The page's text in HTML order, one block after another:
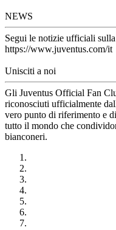
NEWS
Segui le notizie ufficiali sulla
https://www.juventus.com/it
Unisciti a noi
Gli Juventus Official Fan
riconosciuti ufficialmente
vero punto di riferimento e
tutto il mondo che
bianconeri.